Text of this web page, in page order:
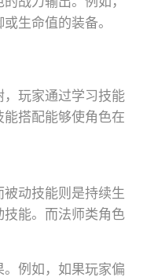
生命值的装备。
玩家通过学习技能
搭配能够使角色在
动技能则是持续生
能。而法师类角色
例如，如果玩家偏